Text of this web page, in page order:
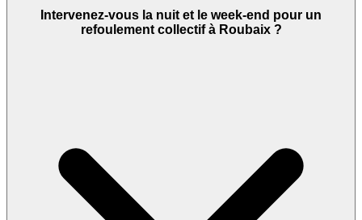
Intervenez-vous la nuit et le week-end pour un
refoulement collectif à Roubaix ?